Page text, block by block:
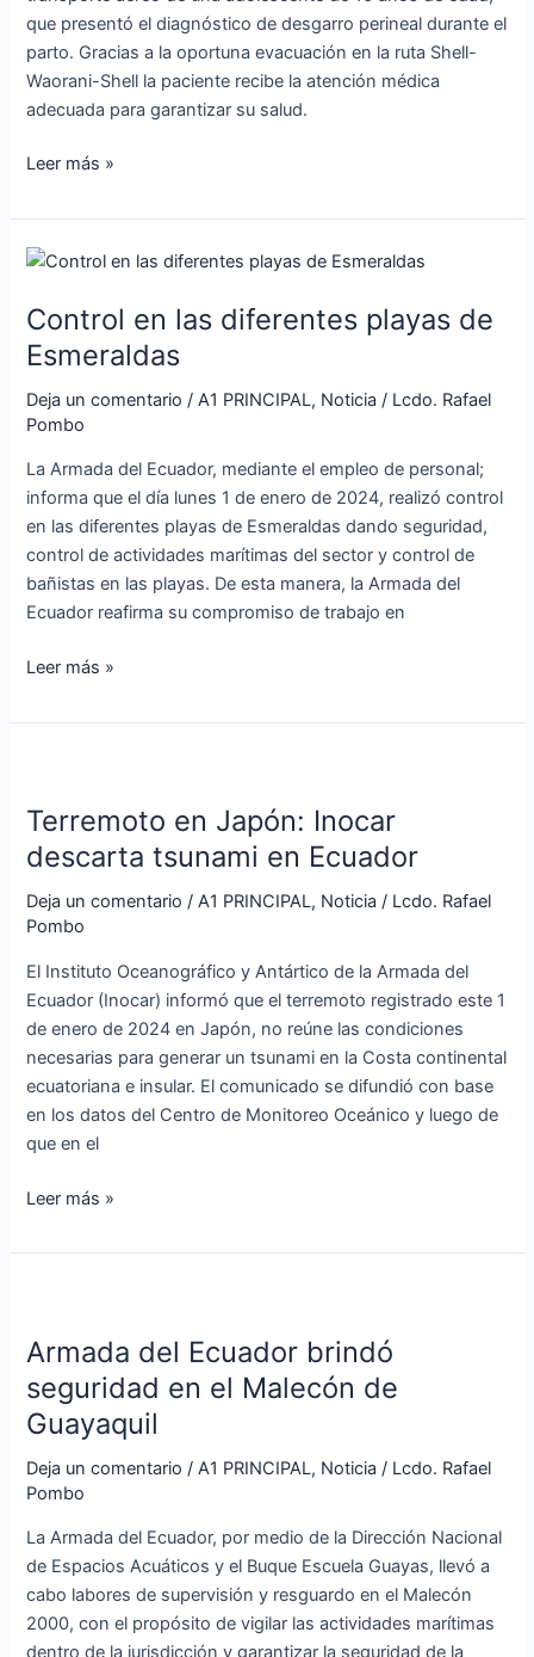
que presentó el diagnóstico de desgarro perineal durante el
parto. Gracias a la oportuna evacuación en la ruta Shell-
Waorani-Shell la paciente recibe la atención médica
adecuada para garantizar su salud.
Leer más »
Control en las diferentes playas de
Esmeraldas
Deja un comentario / A1 PRINCIPAL, Noticia / Lcdo. Rafael
Pombo
La Armada del Ecuador, mediante el empleo de personal;
informa que el día lunes 1 de enero de 2024, realizó control
en las diferentes playas de Esmeraldas dando seguridad,
control de actividades marítimas del sector y control de
bañistas en las playas. De esta manera, la Armada del
Ecuador reafirma su compromiso de trabajo en
Control
las
diferentes
playas
de
Esmeraldas
Leer más »
Terremoto en Japón: Inocar
descarta tsunami en Ecuador
Deja un comentario /A1 PRINCIPAL, Noticia / Lcdo. Rafael
Pombo
El Instituto Oceanográfico y Antártico de la Armada del
Ecuador (Inocar) informó que el terremoto registrado este 1
de enero de 2024 en Japón, no reúne las condiciones
necesarias para generar un tsunami en la Costa continental
ecuatoriana e insular. El comunicado se difundió con base
en los datos del Centro de Monitoreo Oceánico y luego de
que en el
Japón:
Inocar
tsunami
en
Ecuador
Leer más »
Armada del Ecuador brindó
seguridad en el Malecón de
Guayaquil
Deja un comentario /A1 PRINCIPAL, Noticia / Lcdo. Rafael
Pombo
La Armada del Ecuador, por medio de la Dirección Nacional
de Espacios Acuáticos y el Buque Escuela Guayas, llevó a
cabo labores de supervisión y resguardo en el Malecón
2000, con el propósito de vigilar las actividades marítimas
dentro de la jurisdicción y garantizar la seguridad de la
Ecuador
brindó
seguridad
en
el
Malecón
Guayaquil